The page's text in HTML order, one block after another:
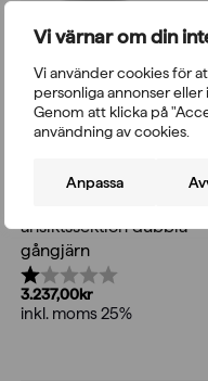
Vi värnar om din
Vi använder cookies för
personliga annonser eller
Genom att klicka på
användning av cookies.
Anpassa
ansiktssektion dubbla
gångjärn
Betyg:
3.237,00kr
inkl. moms 25%